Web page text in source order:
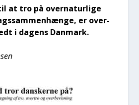
at tro på over­na­tur­li­ge
er over­
i dagens Dan­mark.